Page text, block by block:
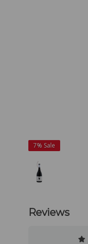
7% Sale
Reviews